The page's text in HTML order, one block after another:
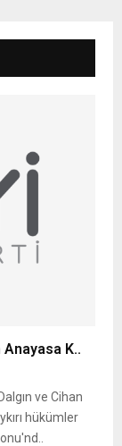
K..
ve Cihan
hükümler